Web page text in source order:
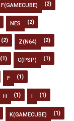
F(GAMECUBE) (2)
NES (2)
(2) Z(N64) (2)
(1) C(PSP) (1)
F (1)
H (1) (1)
K(GAMECUBE) (1)